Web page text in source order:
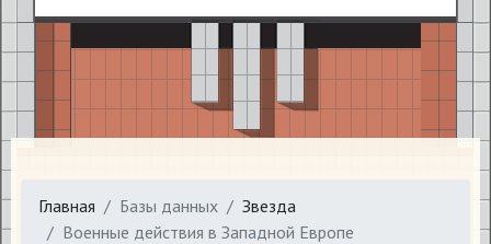
Главная Базы данных
Звезда
Военные действия в Западной Европе